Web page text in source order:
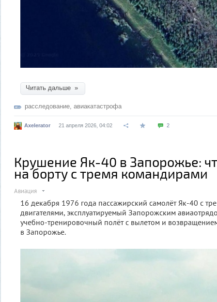
Читать дальше »
расследование авиакатастрофа
Axelerator 21 апреля 2026, 04:02 2
Крушение Як-40 в Запорожье:
на борту с тремя командирами
Авиация
16 декабря 1976 года пассажирский самолёт Як-40 с
двигателями, эксплуатируемый Запорожским
учебно-тренировочный полёт с вылетом и
в Запорожье.